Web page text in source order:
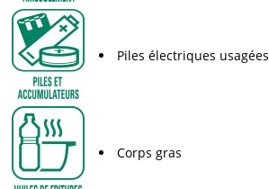
Piles électriques usagées
Corps gras